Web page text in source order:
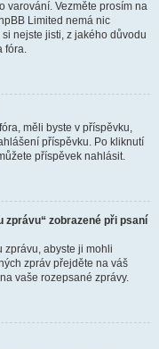
varování. Vezměte prosím na
Limited nemá nic
nejste jisti, z jakého důvodu
fóra.
měli byste v příspěvku,
příspěvku. Po kliknutí
příspěvek nahlásit.
zprávu“ zobrazené při psaní
zprávu, abyste ji mohli
zpráv přejděte na váš
vaše rozepsané zprávy.